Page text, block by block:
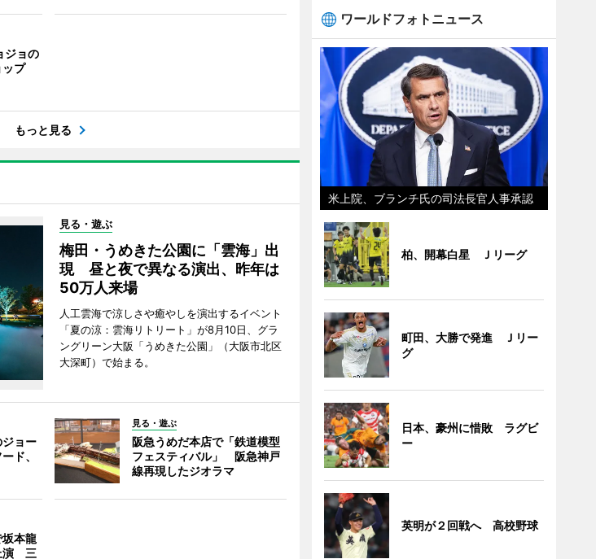
ジョの
ップ
もっと見る
見る・遊ぶ
梅田・うめきた公園に「雲海」出
現 昼と夜で異なる演出、昨年は
50万人来場
人工雲海で涼しさや癒やしを演出するイベント
「夏の涼：雲海リトリート」が8月10日、グラ
ングリーン大阪「うめきた公園」（大阪市北区
大深町）で始まる。
ョー
ド、
見る・遊ぶ
阪急うめだ本店で「鉄道模型
フェスティバル」 阪急神戸
線再現したジオラマ
本龍
演 三
ワールドフォトニュース
米上院、ブランチ氏の司法長官人事承認
柏、開幕白星 Ｊリーグ
町田、大勝で発進 Ｊリー
グ
日本、豪州に惜敗 ラグビ
ー
英明が２回戦へ 高校野球